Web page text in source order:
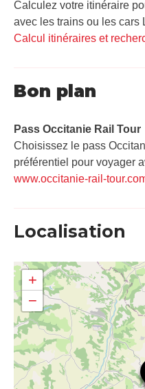
Calculez votre itinéraire
avec les trains ou les cars
Calcul itinéraires et
Bon plan
Pass Occitanie Rail Tour​
Choisissez le pass
préférentiel pour voyager
www.occitanie-rail-
Localisation
+
−